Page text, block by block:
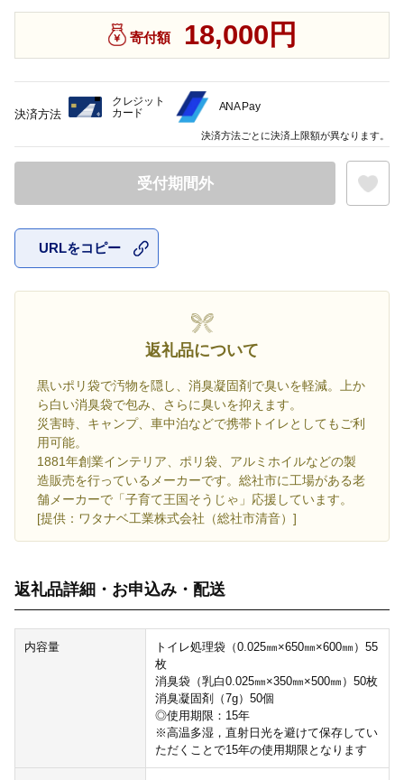
寄付額 18,000円
受付期間外
URLをコピー
返礼品について
黒いポリ袋で汚物を隠し、消臭凝固剤で臭いを軽減。上か
ら白い消臭袋で包み、さらに臭いを抑えます。
災害時、キャンプ、車中泊などで携帯トイレとしてもご利
用可能。
1881年創業インテリア、ポリ袋、アルミホイルなどの製
造販売を行っているメーカーです。総社市に工場がある老
舗メーカーで「子育て王国そうじゃ」応援しています。
[提供：ワタナベ工業株式会社（総社市清音）]
返礼品詳細・お申込み・配送
内容量
トイレ処理袋（0.025㎜×650㎜×600㎜）55
枚
消臭袋（乳白0.025㎜×350㎜×500㎜）50枚
消臭凝固剤（7g）50個
◎使用期限：15年
※高温多湿，直射日光を避けて保存してい
ただくことで15年の使用期限となります
決済方法
クレジット
カード
ANA Pay
決済方法ごとに決済上限額が異なります。